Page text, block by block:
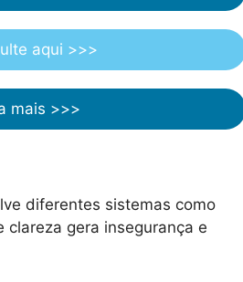
aqui >>>
mais >>>
diferentes sistemas como
clareza gera insegurança e